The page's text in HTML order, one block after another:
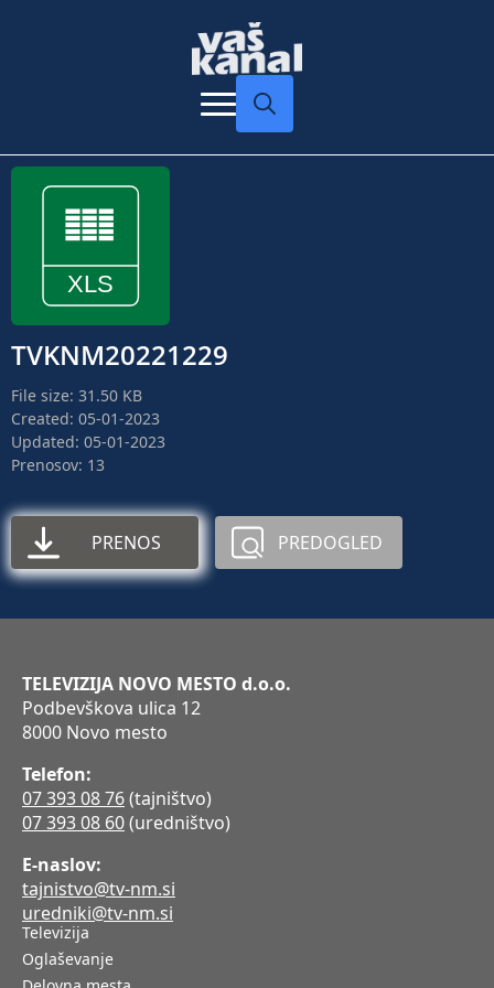
TVKNM20221229
File size: 31.50 KB
Created: 05-01-2023
Updated: 05-01-2023
Prenosov: 13
PRENOS PREDOGLED
TELEVIZIJA NOVO MESTO d.o.o.
Podbevškova ulica 12
8000 Novo mesto
Telefon:
07 393 08 76(tajništvo)
07 393 08 60(uredništvo)
E-naslov:
tajnistvo@tv-nm.si
uredniki@tv-nm.si
Televizija
Oglaševanje